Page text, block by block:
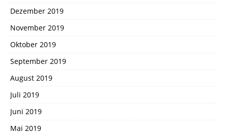
Dezember 2019
November 2019
Oktober 2019
September 2019
August 2019
Juli 2019
Juni 2019
Mai 2019